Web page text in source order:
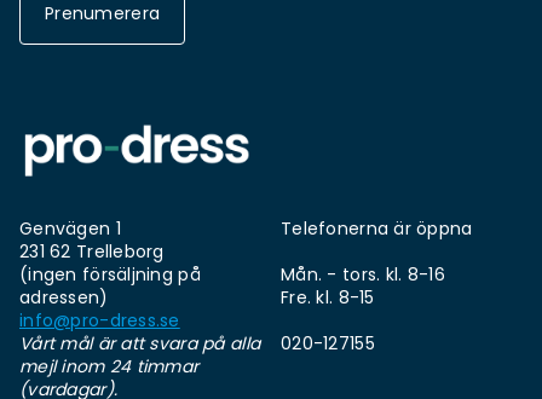
Prenumerera
Genvägen 1
231 62 Trelleborg
(ingen försäljning på
adressen)
info@pro-dress.se
Vårt mål är att svara på alla
mejl inom 24 timmar
(vardagar).
Telefonerna är öppna
Mån. - tors. kl. 8-16
Fre. kl. 8-15
020-127155